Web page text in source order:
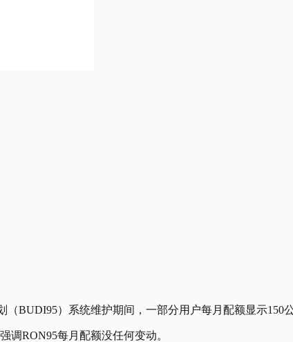
BUDI95）系统维护期间，一部分用户每月配额显示150
调RON95每月配额没任何变动。